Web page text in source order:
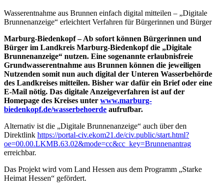
Wasserentnahme aus Brunnen einfach digital mitteilen – „Digitale
Brunnenanzeige“ erleichtert Verfahren für Bürgerinnen und Bürger
Marburg-Biedenkopf – Ab sofort können Bürgerinnen und
Bürger im Landkreis Marburg-Biedenkopf die „Digitale
Brunnenanzeige“ nutzen. Eine sogenannte erlaubnisfreie
Grundwasserentnahme aus Brunnen können die jeweiligen
Nutzenden somit nun auch digital der Unteren Wasserbehörde
des Landkreises mitteilen. Bisher war dafür ein Brief oder eine
E-Mail nötig. Das digitale Anzeigeverfahren ist auf der
Homepage des Kreises unter www.marburg-
biedenkopf.de/wasserbehoerde aufrufbar.
Alternativ ist die „Digitale Brunnenanzeige“ auch über den
Direktlink https://portal-civ.ekom21.de/civ.public/start.html?
oe=00.00.LKMB.63.02&mode=cc&cc_key=Brunnenantrag
erreichbar.
Das Projekt wird vom Land Hessen aus dem Programm „Starke
Heimat Hessen“ gefördert.